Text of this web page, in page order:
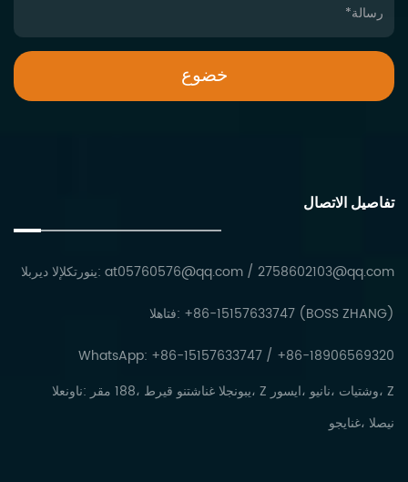
تفاصيل الاتصال
البريد الإلكتروني: at05760576@qq.com / 2758602103@qq.com
الهاتف: +86-15157633747 (BOSS ZHANG)
WhatsApp: +86-15157633747 / +86-18906569320
العنوان: رقم 188، طريق ونتشانغ الجنوبي، Z روسيا، وينان، تايتشو، Z
وجيانغ، الصين